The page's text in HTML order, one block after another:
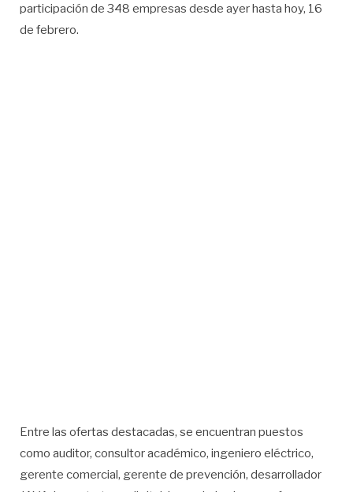
participación de 348 empresas desde ayer hasta hoy, 16
de febrero.
Entre las ofertas destacadas, se encuentran puestos
como auditor, consultor académico, ingeniero eléctrico,
gerente comercial, gerente de prevención, desarrollador